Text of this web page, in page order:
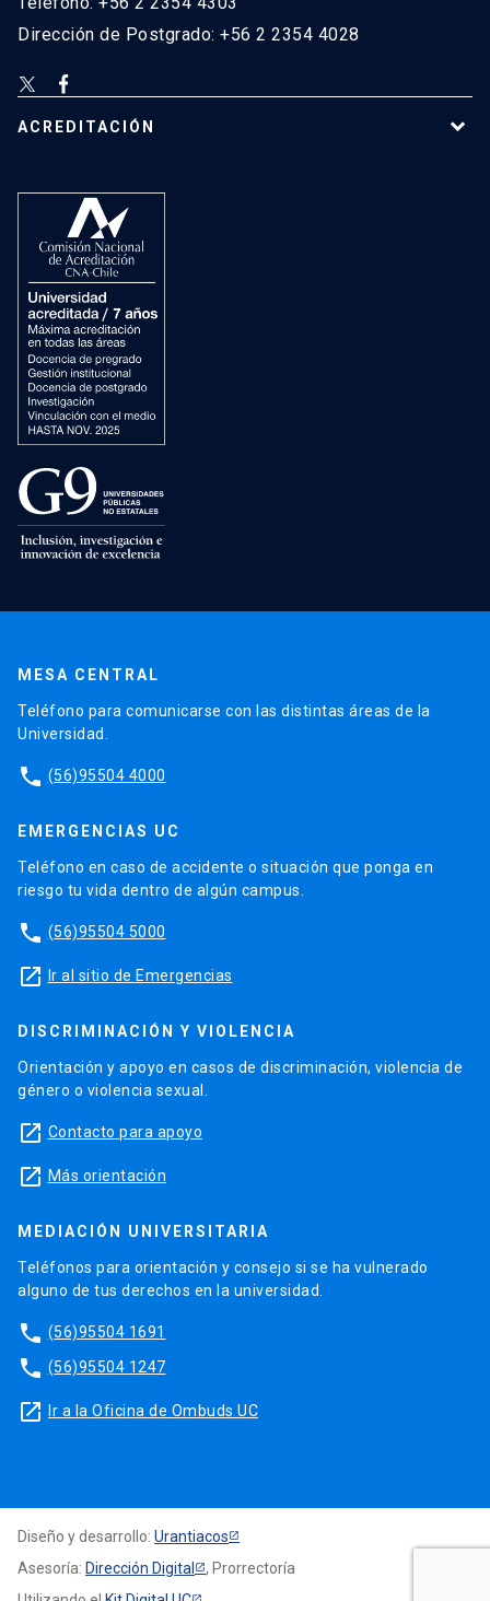
Dirección de Postgrado: +56 2 2354 4028
ACREDITACIÓN
MESA CENTRAL
Teléfono para comunicarse con las distintas áreas de la
Universidad.
phone (56)95504 4000
EMERGENCIAS UC
Teléfono en caso de accidente o situación que ponga en
riesgo tu vida dentro de algún campus.
phone (56)95504 5000
launch Ir al sitio de Emergencias
DISCRIMINACIÓN Y VIOLENCIA
Orientación y apoyo en casos de discriminación, violencia de
género o violencia sexual.
launch Contacto para apoyo
launch Más orientación
MEDIACIÓN UNIVERSITARIA
Teléfonos para orientación y consejo si se ha vulnerado
alguno de tus derechos en la universidad.
phone (56)95504 1691
phone (56)95504 1247
launch Ir a la Oficina de Ombuds UC
Diseño y desarrollo: Urantiacos
Asesoría: Dirección Digital
, Prorrectoría